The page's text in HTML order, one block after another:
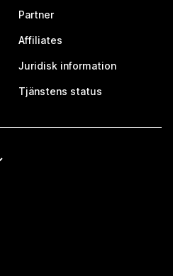
Partner
Affiliates
Juridisk information
Tjänstens status